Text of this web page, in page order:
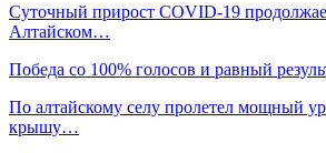
Суточный прирост COVID-19
Алтайском…
Победа со 100% голосов и равный
По алтайскому селу пролетел мощный
крышу…